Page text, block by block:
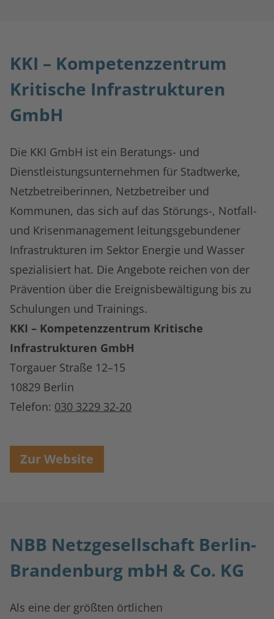
KKI – Kompetenzzentrum
Kritische Infrastrukturen
GmbH
Die KKI GmbH ist ein Beratungs- und
Dienstleistungsunternehmen für Stadtwerke,
Netzbetreiberinnen, Netzbetreiber und
Kommunen, das sich auf das Störungs-, Notfall-
und Krisenmanagement leitungsgebundener
Infrastrukturen im Sektor Energie und Wasser
spezialisiert hat. Die Angebote reichen von der
Prävention über die Ereignisbewältigung bis zu
Schulungen und Trainings.
KKI – Kompetenzzentrum Kritische
Infrastrukturen GmbH
Torgauer Straße 12–15
10829 Berlin
Telefon: 030 3229 32-20
Zur Website
NBB Netzgesellschaft Berlin-
Brandenburg mbH & Co. KG
Als eine der größten örtlichen